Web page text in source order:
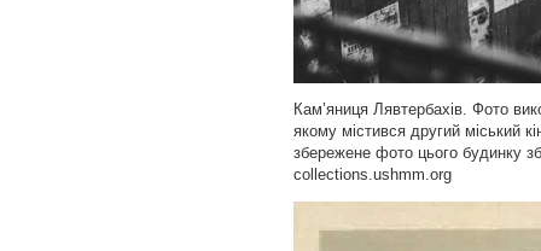
Кам’яниця Лявтербахів. Фото
якому містився другий міський
збережене фото цього будинку
collections.ushmm.org